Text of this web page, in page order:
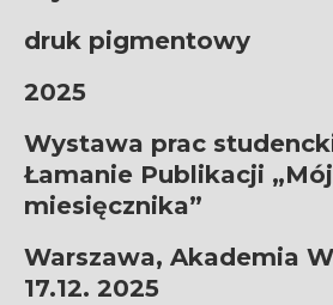
druk pigmentowy
2025
Wystawa prac
Łamanie Publikacji
miesięcznika”
Warszawa, Akademia
17.12. 2025